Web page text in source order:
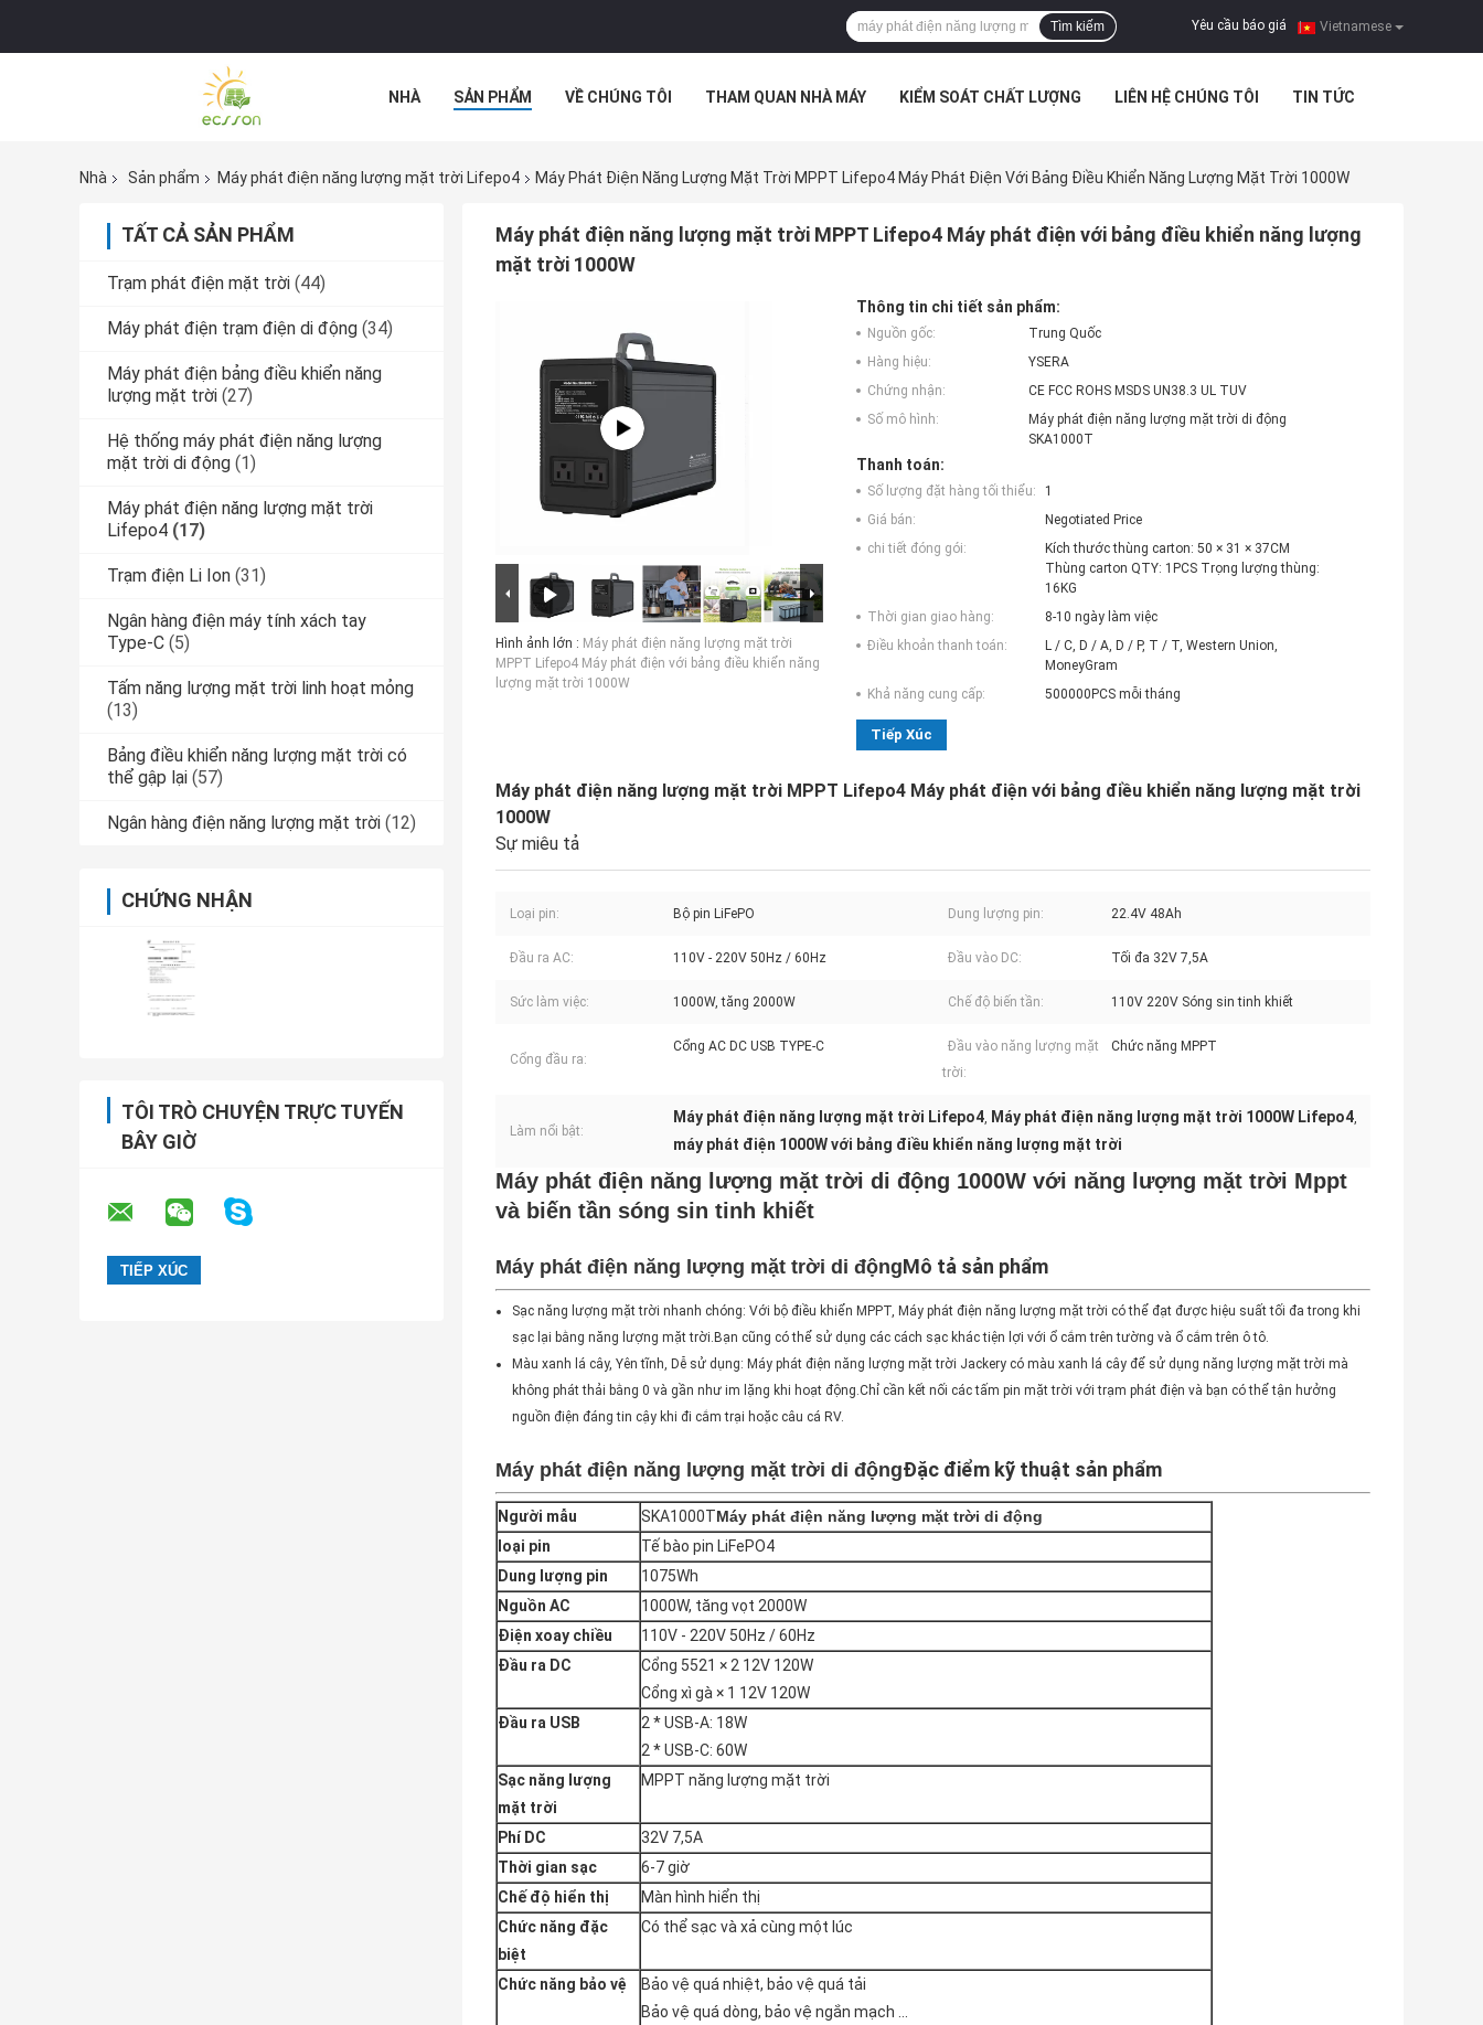
Vietnamese
Yêu cầu báo giá |
Tìm kiếm
NHÀ SẢN PHẨM VỀ CHÚNG TÔI THAM QUAN NHÀ MÁY KIỂM SOÁT CHẤT LƯỢNG LIÊN HỆ CHÚNG TÔI TIN TỨC
Nhà Sản phẩm Máy phát điện năng lượng mặt trời Lifepo4 Máy Phát Điện Năng Lượng Mặt Trời MPPT Lifepo4 Máy Phát Điện Với Bảng Điều Khiển Năng Lượng Mặt Trời 1000W
TẤT CẢ SẢN PHẨM
Trạm phát điện mặt trời (44)
Máy phát điện trạm điện di động (34)
Máy phát điện bảng điều khiển năng
lượng mặt trời (27)
Hệ thống máy phát điện năng lượng
mặt trời di động (1)
Máy phát điện năng lượng mặt trời
Lifepo4 (17)
Trạm điện Li Ion (31)
Ngân hàng điện máy tính xách tay
Type-C (5)
Tấm năng lượng mặt trời linh hoạt mỏng
(13)
Bảng điều khiển năng lượng mặt trời có
thể gập lại (57)
Ngân hàng điện năng lượng mặt trời (12)
CHỨNG NHẬN
TÔI TRÒ CHUYỆN TRỰC TUYẾN
BÂY GIỜ
Máy phát điện năng lượng mặt trời MPPT Lifepo4 Máy phát điện với bảng điều khiển năng lượng
mặt trời 1000W
Hình ảnh lớn : Máy phát điện năng lượng mặt trời
MPPT Lifepo4 Máy phát điện với bảng điều khiển năng
lượng mặt trời 1000W
Thông tin chi tiết sản phẩm:
Nguồn gốc:
Trung Quốc
Hàng hiệu:
YSERA
Chứng nhận:
CE FCC ROHS MSDS UN38.3 UL TUV
Số mô hình:
Máy phát điện năng lượng mặt trời di động
SKA1000T
Thanh toán:
Số lượng đặt hàng tối thiểu:
1
Giá bán:
Negotiated Price
chi tiết đóng gói:
Kích thước thùng carton: 50 × 31 × 37CM ​​
Thùng carton QTY: 1PCS Trọng lượng thùng:
16KG
Thời gian giao hàng:
8-10 ngày làm việc
Điều khoản thanh toán:
L / C, D / A, D / P, T / T, Western Union,
MoneyGram
Khả năng cung cấp:
500000PCS mỗi tháng
Tiếp Xúc
Máy phát điện năng lượng mặt trời MPPT Lifepo4 Máy phát điện với bảng điều khiển năng lượng mặt trời
1000W
Sự miêu tả
Loại pin: Bộ pin LiFePO Dung lượng pin: 22.4V 48Ah
Đầu ra AC: 110V - 220V 50Hz / 60Hz Đầu vào DC: Tối đa 32V 7,5A
Sức làm việc: 1000W, tăng 2000W Chế độ biến tần: 110V 220V Sóng sin tinh khiết
Cổng đầu ra:
Cổng AC DC USB TYPE-C
Đầu vào năng lượng mặt
trời:
Chức năng MPPT
Làm nổi bật:
Máy phát điện năng lượng mặt trời Lifepo4, Máy phát điện năng lượng mặt trời 1000W Lifepo4,
máy phát điện 1000W với bảng điều khiển năng lượng mặt trời
Máy phát điện năng lượng mặt trời di động 1000W với năng lượng mặt trời Mppt
và biến tần sóng sin tinh khiết
Máy phát điện năng lượng mặt trời di độngMô tả sản phẩm
Sạc năng lượng mặt trời nhanh chóng: Với bộ điều khiển MPPT, Máy phát điện năng lượng mặt trời có thể đạt được hiệu suất tối đa trong khi
sạc lại bằng năng lượng mặt trời.Bạn cũng có thể sử dụng các cách sạc khác tiện lợi với ổ cắm trên tường và ổ cắm trên ô tô.
Màu xanh lá cây, Yên tĩnh, Dễ sử dụng: Máy phát điện năng lượng mặt trời Jackery có màu xanh lá cây để sử dụng năng lượng mặt trời mà
không phát thải bằng 0 và gần như im lặng khi hoạt động.Chỉ cần kết nối các tấm pin mặt trời với trạm phát điện và bạn có thể tận hưởng
nguồn điện đáng tin cậy khi đi cắm trại hoặc câu cá RV.
Máy phát điện năng lượng mặt trời di độngĐặc điểm kỹ thuật sản phẩm
Người mẫu SKA1000TMáy phát điện năng lượng mặt trời di động
loại pin
Tế bào pin LiFePO4
Dung lượng pin
1075Wh
Nguồn AC
1000W, tăng vọt 2000W
Điện xoay chiều
110V - 220V 50Hz / 60Hz
Đầu ra DC
Cổng 5521 × 2 12V 120W
Cổng xì gà × 1 12V 120W
Đầu ra USB
2 * USB-A: 18W
2 * USB-C: 60W
Sạc năng lượng
mặt trời
MPPT năng lượng mặt trời
Phí DC
32V 7,5A
Thời gian sạc
6-7 giờ
Chế độ hiển thị
Màn hình hiển thị
Chức năng đặc
biệt
Có thể sạc và xả cùng một lúc
Chức năng bảo vệ
Bảo vệ quá nhiệt, bảo vệ quá tải
Bảo vệ quá dòng, bảo vệ ngắn mạch ...